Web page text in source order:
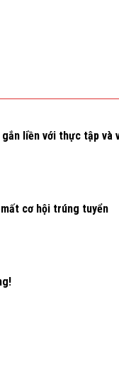
liền với thực tập và
cơ hội trúng tuyển